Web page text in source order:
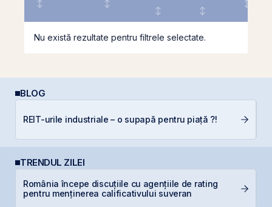
Nu există rezultate pentru filtrele selectate.
BLOG
REIT-urile industriale – o supapă pentru piață ?!
TRENDUL ZILEI
România începe discuțiile cu agențiile de rating
pentru menținerea calificativului suveran